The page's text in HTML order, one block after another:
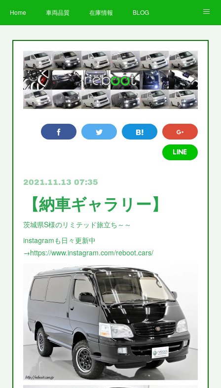
Home 車両品質 在庫情報 BLOG
お客様の声 STAFF 企業情報
プライバシーポリシー
2021.11.13 07:35
【納車ギャラリー】
茨城県S様のリミテッド旅立ち～～
instagramも日々更新中
→https://www.instagram.com/reboot.cars/